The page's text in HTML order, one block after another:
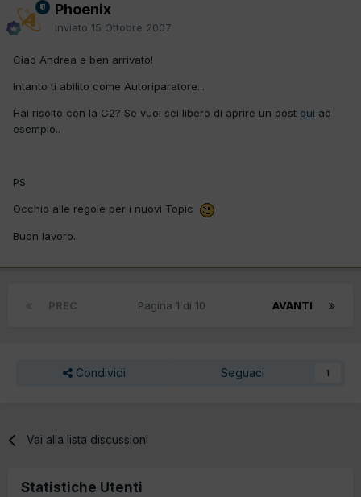
Phoenix
Inviato 15 Ottobre 2007
Ciao Andrea e ben arrivato!
Intanto ti abilito come Autoriparatore...
Hai risolto con la C2? Se vuoi sei libero di aprire un post qui ad
esempio..
PS
Occhio alle regole per i nuovi Topic
Buon lavoro..
PREC AVANTI
Pagina 1 di 10
Condividi Seguaci 1
Vai alla lista discussioni
Statistiche Utenti